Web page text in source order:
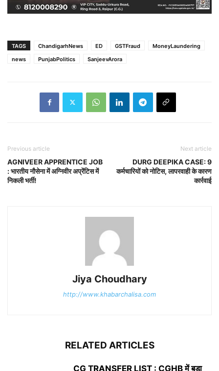
TAGS ChandigarhNews ED GSTFraud
MoneyLaundering
news
PunjabPolitics SanjeevArora
Previous article
AGNIVEER APPRENTICE JOB
: भारतीय नौसेना में अग्निवीर अप्रेंटिस में
निकली भर्ती!
Next article
DURG DEEPIKA CASE: 9
कर्मचारियों को नोटिस, लापरवाही के कारण
कार्रवाई
Jiya Choudhary
http://www.khabarchalisa.com
RELATED ARTICLES
CG TRANSFER LIST : CGHB में बड़ा